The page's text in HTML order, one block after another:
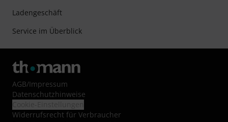
Ladengeschäft
Service im Überblick
AGB/Impressum
Datenschutzhinweise
Widerrufsrecht für Verbraucher